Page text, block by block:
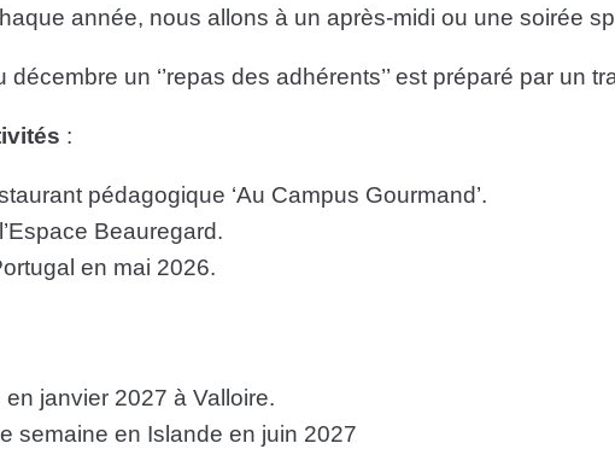
année, nous allons à un après-midi ou une soirée
un ‘’repas des adhérents’’ est préparé par un
:
pédagogique ‘Au Campus Gourmand’.
Beauregard.
en mai 2026.
janvier 2027 à Valloire.
semaine en Islande en juin 2027